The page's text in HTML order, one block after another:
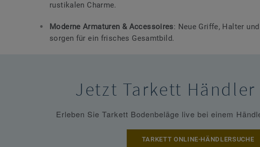
rustikalen Charme.
Moderne Armaturen & Accessoires: Neue Griffe, Halter
sorgen für ein frisches Gesamtbild.
Jetzt Tarkett
Erleben Sie Tarkett Bodenbeläge live bei einem
TARKETT ONLINE-HÄNDLERSUCHE